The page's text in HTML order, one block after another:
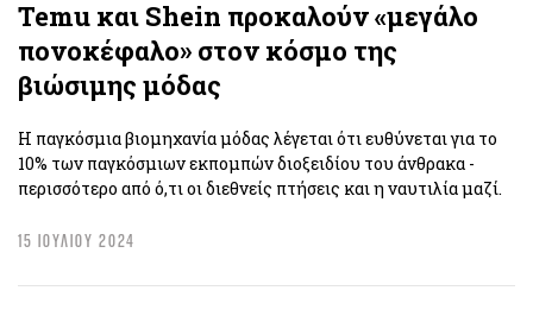
Temu και Shein προκαλούν «μεγάλο
πονοκέφαλο» στον κόσμο της
βιώσιμης μόδας
Η παγκόσμια βιομηχανία μόδας λέγεται ότι ευθύνεται για το
10% των παγκόσμιων εκπομπών διοξειδίου του άνθρακα -
περισσότερο από ό,τι οι διεθνείς πτήσεις και η ναυτιλία μαζί.
15 ΙΟΥΛΙΟΥ 2024